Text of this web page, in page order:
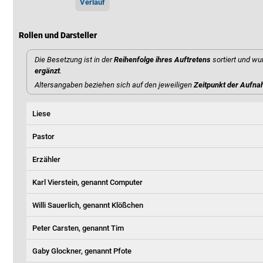
Verlauf
Rollen und Darsteller
Die Besetzung ist in derReihenfolge ihres Auftretens sortiert und
ergänzt.
Altersangaben beziehen sich auf den jeweiligen Zeitpunkt der
Liese
Pastor
Erzähler
Karl Vierstein, genannt Computer
Willi Sauerlich, genannt Klößchen
Peter Carsten, genannt Tim
Gaby Glockner, genannt Pfote